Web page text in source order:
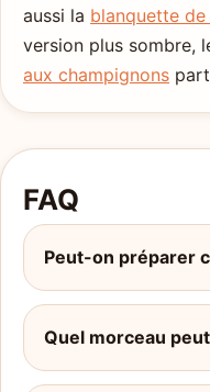
aussi la blanquette de
version plus sombre,
aux champignons
FAQ
Peut-on préparer
Quel morceau